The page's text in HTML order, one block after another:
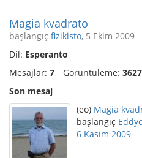
Magia kvadrato
başlangıç fizikisto, 5 Ekim 2009
Dil: Esperanto
Mesajlar: 7 Görüntüleme:
Son mesaj
(eo) Magia
başlangıç
6 Kasım 2009